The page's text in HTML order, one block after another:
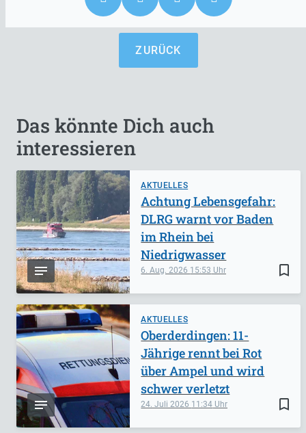
ZURÜCK
Das könnte Dich auch
interessieren
AKTUELLES
bookmark_border
6. Aug. 2026 15:53
Achtung Lebensgefahr:
DLRG warnt vor Baden
im Rhein bei
Niedrigwasser
AKTUELLES
bookmark_border
24. Juli 2026 11:34
Oberderdingen: 11-
Jährige rennt bei Rot
über Ampel und wird
schwer verletzt